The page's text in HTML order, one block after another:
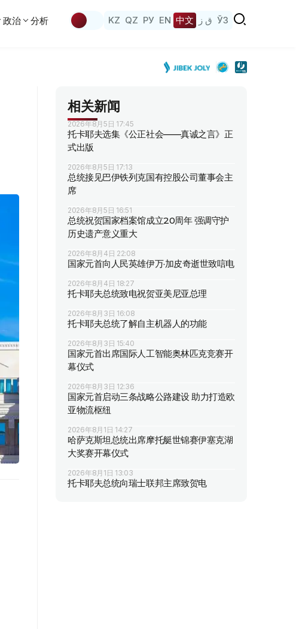
政治 分析 KZ QZ РУ EN 中文 ق ز ЎЗ
相关新闻
2026年8月5日 17:45
托卡耶夫选集《公正社会——真诚之言》正
式出版
2026年8月5日 17:13
总统接见巴伊铁列克国有控股公司董事会主
席
2026年8月5日 16:51
总统祝贺国家档案馆成立20周年 强调守护
历史遗产意义重大
2026年8月4日 22:08
国家元首向人民英雄伊万·加皮奇逝世致唁电
2026年8月4日 18:27
托卡耶夫总统致电祝贺亚美尼亚总理
2026年8月3日 16:08
托卡耶夫总统了解自主机器人的功能
2026年8月3日 15:40
国家元首出席国际人工智能奥林匹克竞赛开
幕仪式
2026年8月3日 12:36
国家元首启动三条战略公路建设 助力打造欧
亚物流枢纽
2026年8月1日 14:27
哈萨克斯坦总统出席摩托艇世锦赛伊塞克湖
大奖赛开幕仪式
2026年8月1日 13:03
托卡耶夫总统向瑞士联邦主席致贺电